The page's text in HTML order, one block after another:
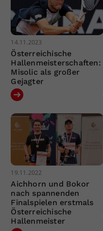
14.11.2023
Österreichische
Hallenmeisterschaften:
Misolic als großer
Gejagter
19.11.2022
Aichhorn und Bokor
nach spannenden
Finalspielen erstmals
Österreichische
Hallenmeister